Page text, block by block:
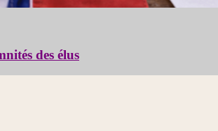
des élus